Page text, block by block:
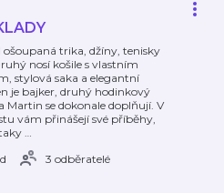
ošoupaná trika, džíny, tenisky
nosí košile s vlastním
stylová saka a elegantní
je bajker, druhý hodinkový
Martin se dokonale doplňují. V
vám přinášejí své příběhy,
…
3 odběratelé